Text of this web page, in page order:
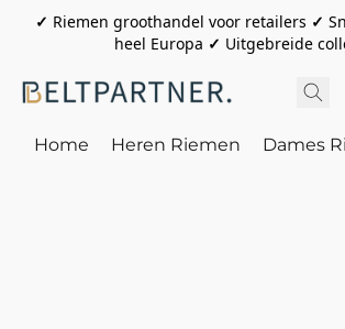
✓ Riemen groothandel voor retailers ✓
heel Europa ✓ Uitgebreide
Home Heren Riemen Dames